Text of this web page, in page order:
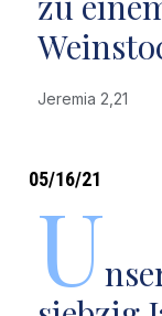
Jeremia 2,21
05/16/21
U